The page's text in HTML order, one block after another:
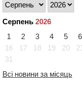
Серпень 2026
1
2 3 4 5 6
16
17 18 19 20
31
Всі новини за місяць